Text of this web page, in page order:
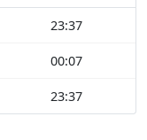
23:37
00:07
23:37